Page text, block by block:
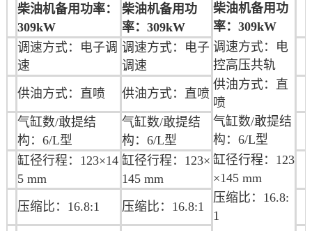
柴油机备用功率：
309kW
柴油机备用功
率：309kW
柴油机备用功
率：309kW
调速方式：电子调
速
调速方式：
电子
调速
调速方式：
电
控高压共轨
供油方式：直喷 供油方式：直喷
供油方式：直
喷
气缸数/敢提结
构：6/L型
气缸数/敢提结
构：6/L型
气缸数/敢提结
构：6/L型
缸径行程：123×14
5 mm
缸径行程： 123×
145 mm
缸径行程： 123
×145 mm
压缩比：16.8:1 压缩比： 16.8:1
压缩比： 16.8:
1